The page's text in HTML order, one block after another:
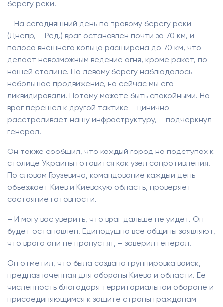
берегу реки.
– На сегодняшний день по правому берегу реки
(Днепр, – Ред.) враг остановлен почти за 70 км, и
полоса внешнего кольца расширена до 70 км, что
делает невозможным ведение огня, кроме ракет, по
нашей столице. По левому берегу наблюдалось
небольшое продвижение, но сейчас мы его
ликвидировали. Потому можете быть спокойными. Но
враг перешел к другой тактике – цинично
расстреливает нашу инфраструктуру, – подчеркнул
генерал.
Он также сообщил, что каждый город на подступах к
столице Украины готовится как узел сопротивления.
По словам Грузевича, командование каждый день
объезжает Киев и Киевскую область, проверяет
состояние готовности.
– И могу вас уверить, что враг дальше не уйдет. Он
будет остановлен. Единодушно все общины заявляют,
что врага они не пропустят, – заверил генерал.
Он отметил, что была создана группировка войск,
предназначенная для обороны Киева и области. Ее
численность благодаря территориальной обороне и
присоединяющимся к защите страны гражданам